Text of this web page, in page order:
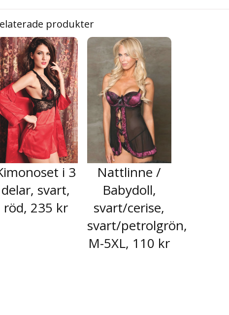
produkter
i 3
delar, svart,
röd, 235 kr
Nattlinne /
Babydoll,
svart/cerise,
svart/petrolgrön,
M-5XL, 110 kr